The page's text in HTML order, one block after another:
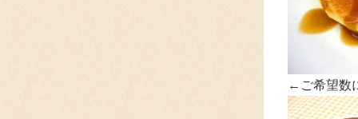
←ご希望数